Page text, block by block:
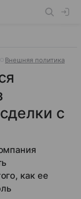
Внешняя политика
с
как ее